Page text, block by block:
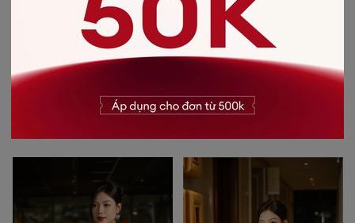
CHẤT LIỆU SẢN PHẨM
Chất liệu:Vải Recycled Polyester
CÓ THỂ BẠN SẼ THÍCH